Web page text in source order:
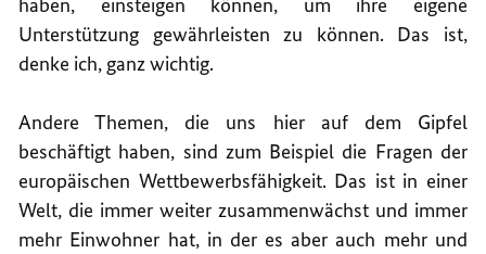
Unterstützung gewährleisten zu können. Das ist,
denke ich, ganz wichtig.
Andere Themen, die uns hier auf dem Gipfel
beschäftigt haben, sind zum Beispiel die Fragen der
europäischen Wettbewerbsfähigkeit. Das ist in einer
Welt, die immer weiter zusammenwächst und immer
mehr Einwohner hat, in der es aber auch mehr und